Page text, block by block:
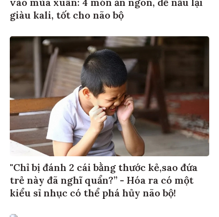
giàu kali, tốt cho não bộ
"Chỉ bị đánh 2 cái bằng thước kẻ,sao đứa
trẻ này đã nghĩ quẩn?” - Hóa ra có một
kiểu sỉ nhục có thể phá hủy não bộ!